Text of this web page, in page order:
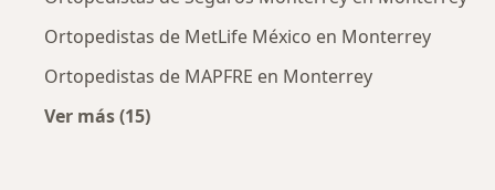
Ortopedistas de MetLife México en Monterrey
Ortopedistas de MAPFRE en Monterrey
Ver más (15)